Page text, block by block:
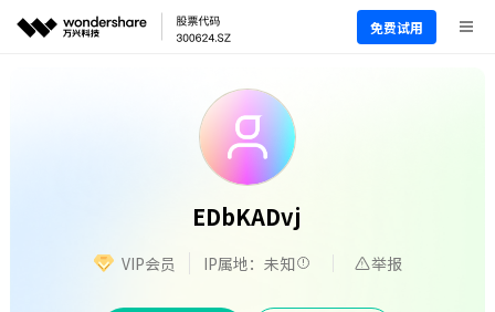
免费试用
EDbKADvj
VIP会员 IP属地：未知 举报